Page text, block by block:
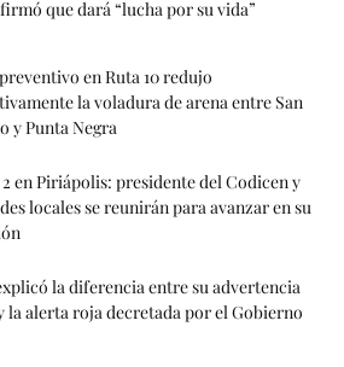
que dará “lucha por su vida”
en Ruta 10 redujo
la voladura de arena entre San
y Punta Negra
2 en Piriápolis: presidente del Codicen y
locales se reunirán para avanzar en su
la diferencia entre su advertencia
la alerta roja decretada por el Gobierno